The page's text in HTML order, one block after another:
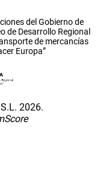
del Gobierno de
de Desarrollo Regional
de mercancías
Europa”
2026.